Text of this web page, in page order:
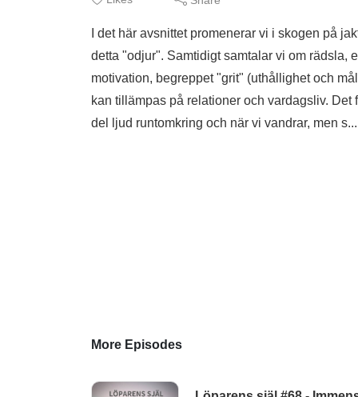
I det här avsnittet promenerar vi i skogen på
detta "odjur". Samtidigt samtalar vi om rädsla,
motivation, begreppet "grit" (uthållighet och
kan tillämpas på relationer och vardagsliv.
del ljud runtomkring och när vi vandrar, men s...
More Episodes